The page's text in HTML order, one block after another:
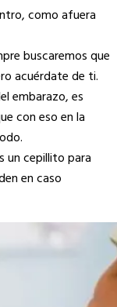
como afuera
buscaremos que
acuérdate de ti.
embarazo, es
con eso en la
un cepillito para
en caso